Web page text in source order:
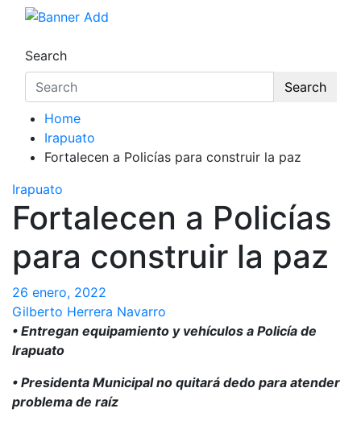
Noticias Guanajuato
Search
Search
Home
Irapuato
Fortalecen a Policías para construir la paz
Irapuato
Fortalecen a Policías
para construir la paz
26 enero, 2022
Gilberto Herrera Navarro
• Entregan equipamiento y vehículos a Policía de
Irapuato
• Presidenta Municipal no quitará dedo para atender
problema de raíz